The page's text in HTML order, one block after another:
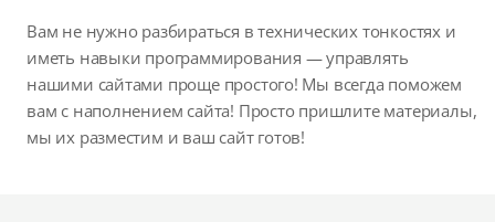
Вам не нужно разбираться в технических тонкостях и
иметь навыки программирования — управлять
нашими сайтами проще простого! Мы всегда поможем
вам с наполнением сайта! Просто пришлите материалы,
мы их разместим и ваш сайт готов!